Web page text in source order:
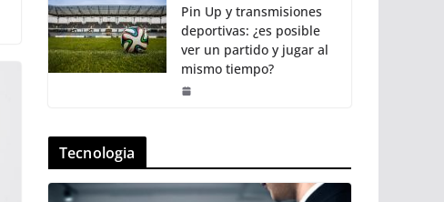
Pin Up y transmisiones
deportivas: ¿es posible
ver un partido y jugar al
mismo tiempo?
Tecnologia